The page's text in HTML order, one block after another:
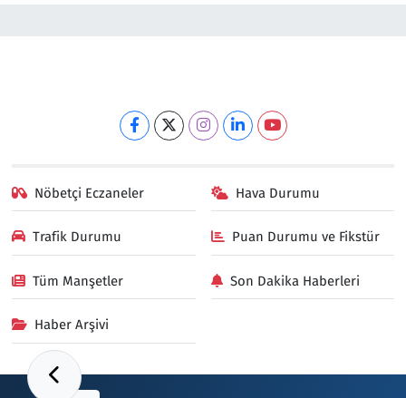
Nöbetçi Eczaneler Hava Durumu
Trafik Durumu Puan Durumu ve Fikstür
Tüm Manşetler Son Dakika Haberleri
Haber Arşivi